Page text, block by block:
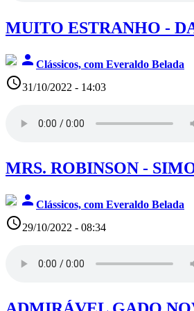
MUITO ESTRANHO -
person Clássicos, com Everaldo Belada
access_time31/10/2022 - 14:03
MRS. ROBINSON -
person Clássicos, com Everaldo Belada
access_time29/10/2022 - 08:34